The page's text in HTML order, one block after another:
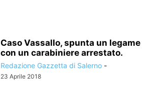
Caso Vassallo, spunta un legame
con un carabiniere arrestato.
Redazione Gazzetta di Salerno -
23 Aprile 2018